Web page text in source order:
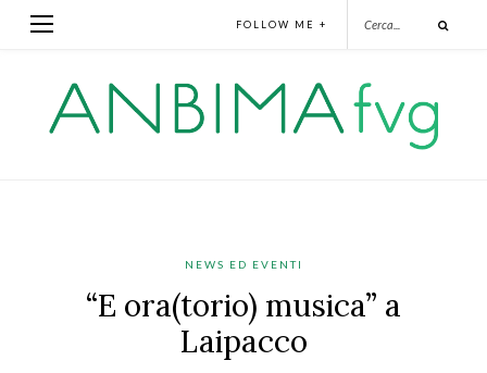
FOLLOW ME +
NEWS ED EVENTI
“E ora(torio) musica” a
Laipacco